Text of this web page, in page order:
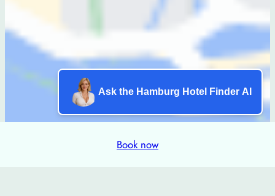
Book now
Ask the Hamburg Hotel Finder AI